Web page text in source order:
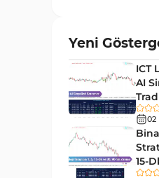
Göstergeleri
Forward Piyasası
Göstergeleri
Döngüler MT4
Arz ve Talep MT4
Kırılma MT4
Yeni
ICT
AI
02
15-